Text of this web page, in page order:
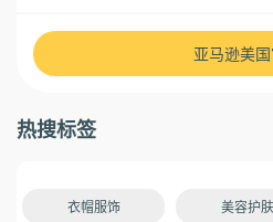
亚马逊美
热搜标签
衣帽服饰 美容护肤